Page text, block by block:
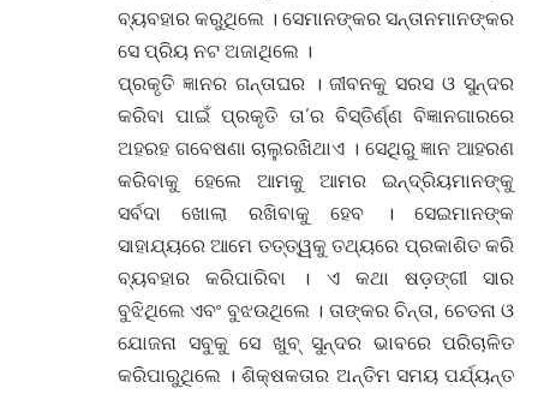
ବ୍ୟବହାର କରୁଥିଲେ । ସେମାନଙ୍କର ସନ୍ତାନମାନଙ୍କର
ସେ ପ୍ରିୟ ନଟ ଅଜାଥିଲେ ।
ପ୍ରକୃତି ଜ୍ଞାନର ଗନ୍ତାଘର । ଜୀବନକୁ ସରସ ଓ ସୁନ୍ଦର
କରିବା ପାଇଁ ପ୍ରକୃତି ତା’ର ବିସ୍ତିର୍ଣ୍ଣ ବିଜ୍ଞାନଗାରରେ
ଅହରହ ଗବେଷଣା ଚାଲୁରଖିଥାଏ । ସେଥିରୁ ଜ୍ଞାନ ଆହରଣ
କରିବାକୁ ହେଲେ ଆମକୁ ଆମର ଇନ୍ଦ୍ରିୟମାନଙ୍କୁ
ସର୍ବଦା ଖୋଲା ରଖିବାକୁ ହେବ । ସେଇମାନଙ୍କ
ସାହାଯ୍ୟରେ ଆମେ ତତ୍ତ୍ୱକୁ ତଥ୍ୟରେ ପ୍ରକାଶିତ କରି
ବ୍ୟବହାର କରିପାରିବା । ଏ କଥା ଷଡ଼ଙ୍ଗୀ ସାର
ବୁଝିଥିଲେ ଏବଂ ବୁଝଉଥିଲେ । ତାଙ୍କର ଚିନ୍ତା, ଚେତନା ଓ
ଯୋଜନା ସବୁକୁ ସେ ଖୁବ୍ ସୁନ୍ଦର ଭାବରେ ପରିଚାଳିତ
କରିପାରୁଥିଲେ । ଶିକ୍ଷକତାର ଅନ୍ତିମ ସମୟ ପର୍ଯ୍ୟନ୍ତ